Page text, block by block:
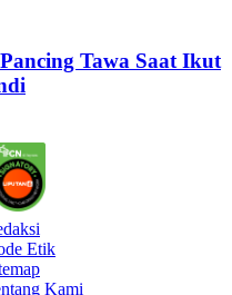
Tawa Saat Ikut
Etik
Kami